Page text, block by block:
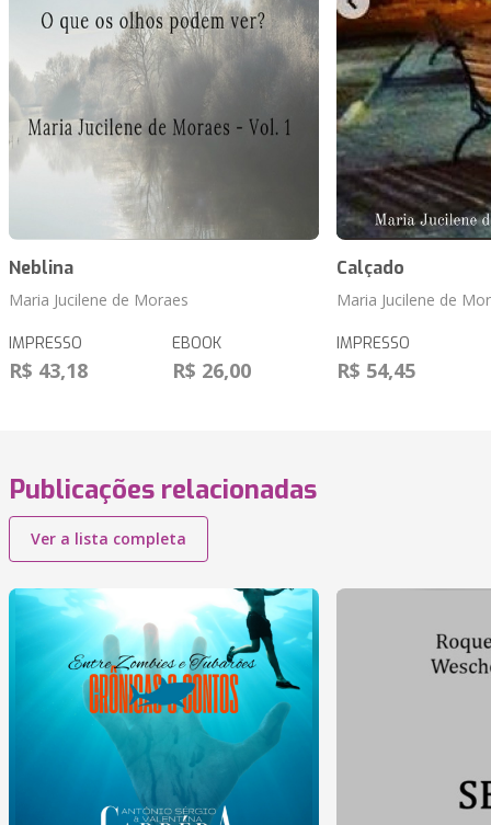
Neblina
Maria Jucilene de Moraes
IMPRESSO
R$ 43,18
EBOOK
R$ 26,00
Calçado
Maria Jucilene de
IMPRESSO
R$ 54,45
Publicações relacionadas
Ver a lista completa